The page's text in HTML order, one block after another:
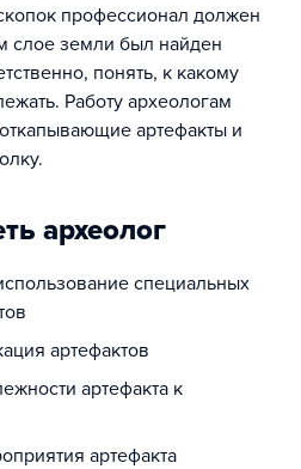
профессионал должен
слое земли был найден
понять, к какому
Работу археологам
артефакты и
археолог
специальных
артефактов
артефакта к
артефакта